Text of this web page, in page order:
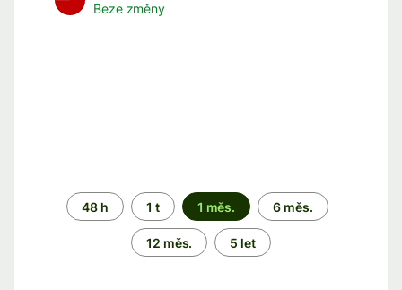
Beze změny
Časové
období
48 h 1 t 1 měs. 6 měs.
12 měs. 5 let